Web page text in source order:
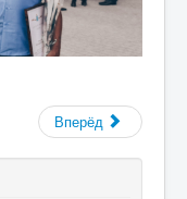
Вперёд